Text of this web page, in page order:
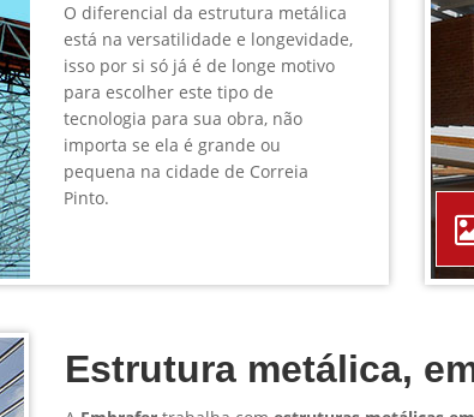
MENSAGEM *
Solicitar